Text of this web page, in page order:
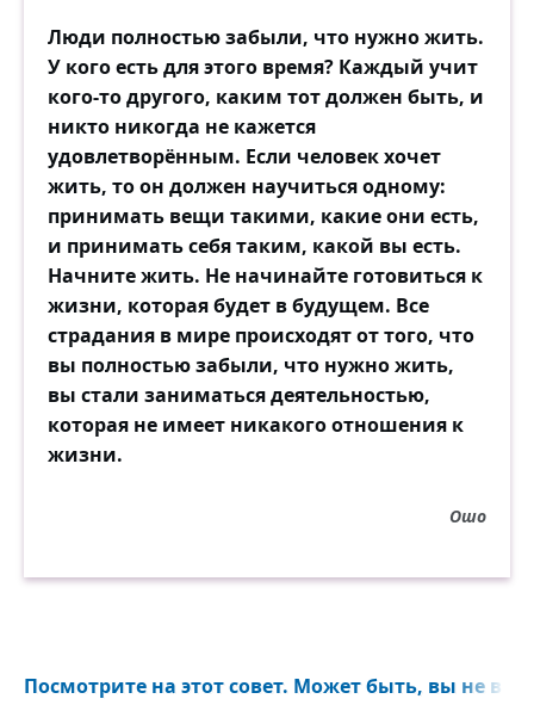
Люди полностью забыли, что нужно жить.
У кого есть для этого время? Каждый учит
кого-то другого, каким тот должен быть, и
никто никогда не кажется
удовлетворённым. Если человек хочет
жить, то он должен научиться одному:
принимать вещи такими, какие они есть,
и принимать себя таким, какой вы есть.
Начните жить. Не начинайте готовиться к
жизни, которая будет в будущем. Все
страдания в мире происходят от того, что
вы полностью забыли, что нужно жить,
вы стали заниматься деятельностью,
которая не имеет никакого отношения к
жизни.
Ошо
Посмотрите на этот совет. Может быть, вы не в